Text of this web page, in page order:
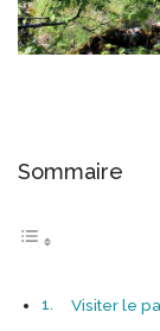
Sommaire
Visiter le